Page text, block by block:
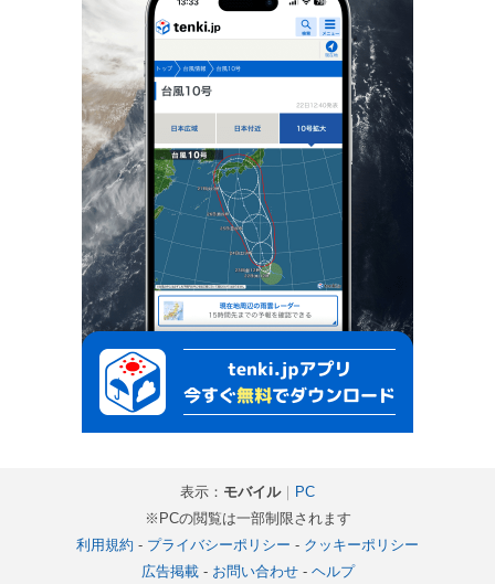
表示： モバイル｜ PC
※PCの閲覧は一部制限されます
利用規約 - プライバシーポリシー - クッキーポリシー
広告掲載- お問い合わせ- ヘルプ